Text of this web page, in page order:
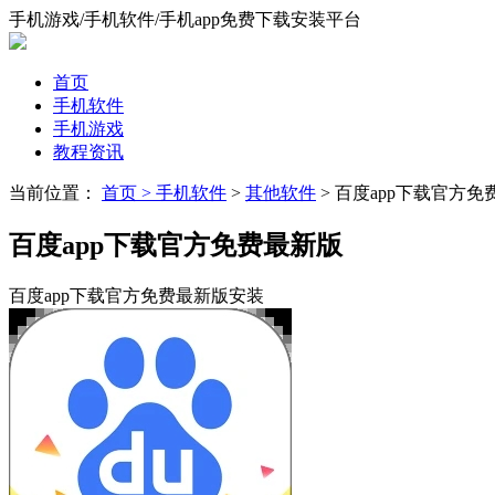
手机游戏/手机软件/手机app免费下载安装平台
首页
手机软件
手机游戏
教程资讯
当前位置： 首页 > 手机软件 > 其他软件 > 百度app下载官方免
百度app下载官方免费最新版
百度app下载官方免费最新版安装